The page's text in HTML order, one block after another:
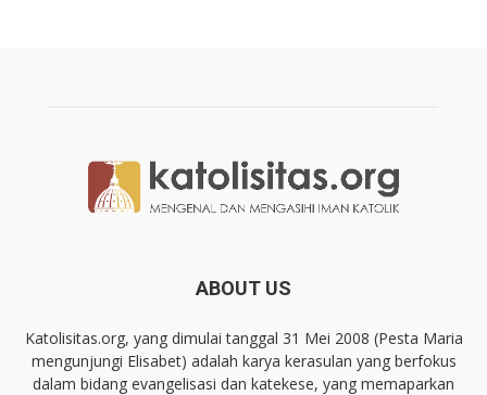
ABOUT US
Katolisitas.org, yang dimulai tanggal 31 Mei 2008 (Pesta Maria
mengunjungi Elisabet) adalah karya kerasulan yang berfokus
dalam bidang evangelisasi dan katekese, yang memaparkan